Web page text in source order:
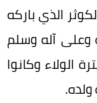
الذي باركه
وعلى آله وسلم
الولاء وكانوا